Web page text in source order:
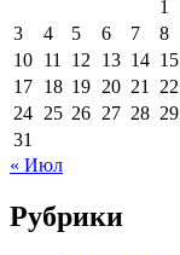
1
3
4 5 6 7 8
10 11 12 13 14 15
17 18 19 20 21 22
24 25 26 27 28 29
31
« Июл
Рубрики